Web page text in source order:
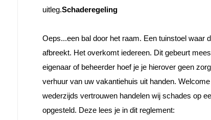
uitleg.Schaderegeling
Oeps...een bal door het raam. Een tuinstoel waar
afbreekt. Het overkomt iedereen. Dit gebeurt
eigenaar of beheerder hoef je je hierover geen
verhuur van uw vakantiehuis uit handen.
wederzijds vertrouwen handelen wij schades op
opgesteld. Deze lees je in dit reglement: